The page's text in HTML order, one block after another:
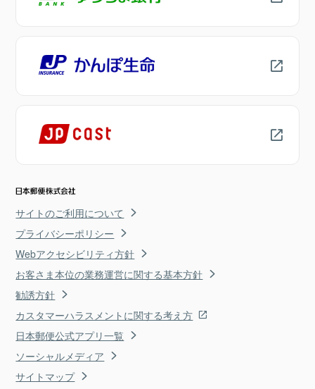
サイトのご利用について
プライバシーポリシー
Webアクセシビリティ方針
お客さま本位の業務運営に関する基本方針
勧誘方針
カスタマーハラスメントに関する考え方
日本郵便公式アプリ一覧
ソーシャルメディア
サイトマップ